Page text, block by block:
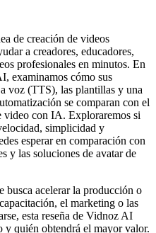
de creación de videos
a creadores, educadores,
profesionales en minutos. En
examinamos cómo sus
voz (TTS), las plantillas y una
se comparan con el
video con IA. Exploraremos si
simplicidad y
esperar en comparación con
y las soluciones de avatar de
busca acelerar la producción o
el marketing o las
esta reseña de Vidnoz AI
y quién obtendrá el mayor valor.